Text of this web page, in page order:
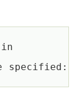
specified: